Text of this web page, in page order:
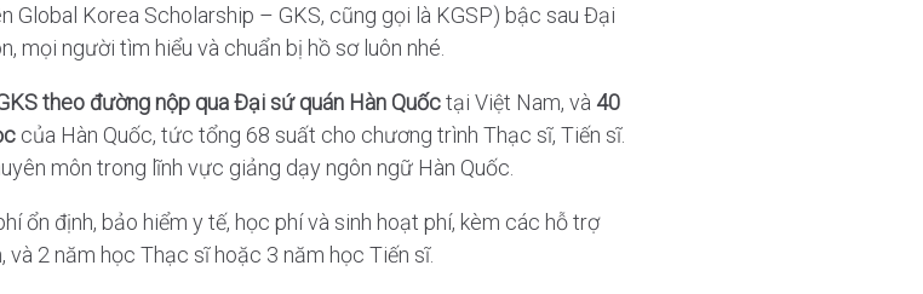
Global Korea Scholarship – GKS, cũng gọi là KGSP) bậc sau Đại
mọi người tìm hiểu và chuẩn bị hồ sơ luôn nhé.
theo đường nộp qua Đại sứ quán Hàn Quốctại Việt Nam, và 40
của Hàn Quốc, tức tổng 68 suất cho chương trình Thạc sĩ, Tiến sĩ.
môn trong lĩnh vực giảng dạy ngôn ngữ Hàn Quốc.
ổn định, bảo hiểm y tế, học phí và sinh hoạt phí, kèm các hỗ trợ
2 năm học Thạc sĩ hoặc 3 năm học Tiến sĩ.